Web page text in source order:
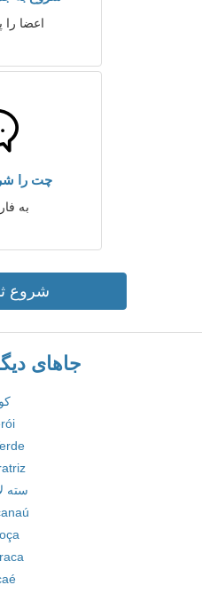
اعضا را
چت را
به
شروع
جاهای
سته